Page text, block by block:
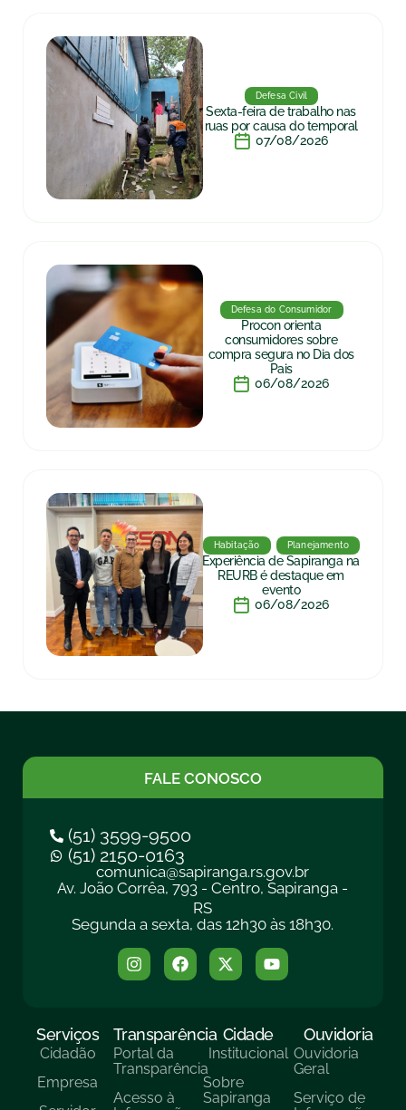
Defesa Civil
Sexta-feira de trabalho nas
ruas por causa do temporal
07/08/2026
Defesa do Consumidor
Procon orienta
consumidores sobre
compra segura no Dia dos
Pais
06/08/2026
Habitação Planejamento
Experiência de Sapiranga na
REURB é destaque em
evento
06/08/2026
FALE CONOSCO
(51) 3599-9500
(51) 2150-0163
comunica@sapiranga.rs.gov.br
Av. João Corrêa, 793 - Centro, Sapiranga -
RS
Segunda a sexta, das 12h30 às 18h30.
Serviços
Cidadão
Empresa
Transparência
Portal da
Transparência
Acesso à
Cidade
Institucional
Sobre
Sapiranga
Ouvidoria
Ouvidoria
Geral
Serviço de